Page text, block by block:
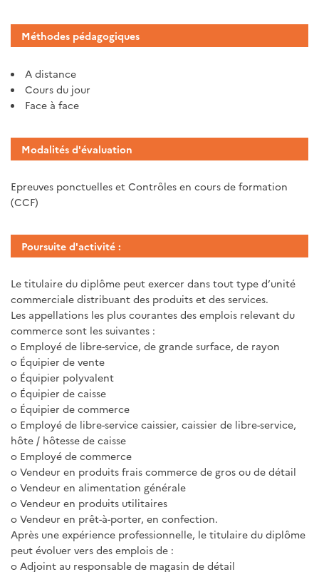
Méthodes pédagogiques
A distance
Cours du jour
Face à face
Modalités d'évaluation
Epreuves ponctuelles et Contrôles en cours de formation
(CCF)
Poursuite d'activité :
Le titulaire du diplôme peut exercer dans tout type d’unité
commerciale distribuant des produits et des services.
Les appellations les plus courantes des emplois relevant du
commerce sont les suivantes :
o Employé de libre-service, de grande surface, de rayon
o Équipier de vente
o Équipier polyvalent
o Équipier de caisse
o Équipier de commerce
o Employé de libre-service caissier, caissier de libre-service,
hôte / hôtesse de caisse
o Employé de commerce
o Vendeur en produits frais commerce de gros ou de détail
o Vendeur en alimentation générale
o Vendeur en produits utilitaires
o Vendeur en prêt-à-porter, en confection.
Après une expérience professionnelle, le titulaire du diplôme
peut évoluer vers des emplois de :
o Adjoint au responsable de magasin de détail